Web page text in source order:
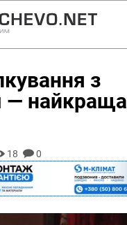
з
— найкраща
18 0